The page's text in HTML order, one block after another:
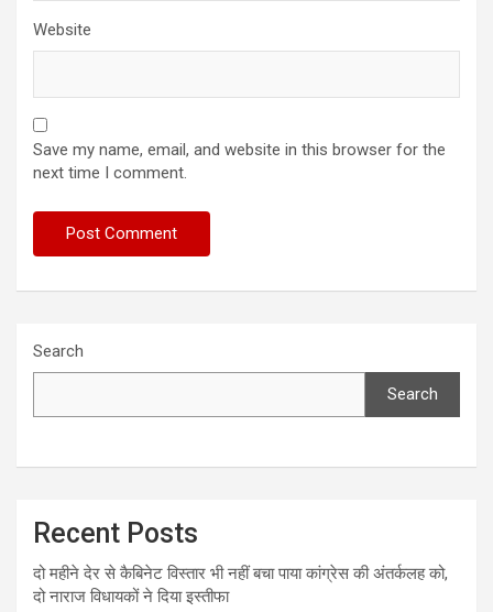
Website
Save my name, email, and website in this browser for the
next time I comment.
Search
Search
Recent Posts
दो महीने देर से कैबिनेट विस्तार भी नहीं बचा पाया कांग्रेस की अंतर्कलह को,
दो नाराज विधायकों ने दिया इस्तीफा